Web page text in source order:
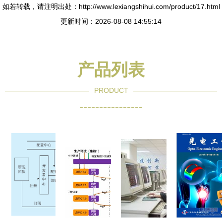
如若转载，请注明出处：http://www.lexiangshihui.com/product/17.html
更新时间：2026-08-08 14:55:14
产品列表
PRODUCT
----------------